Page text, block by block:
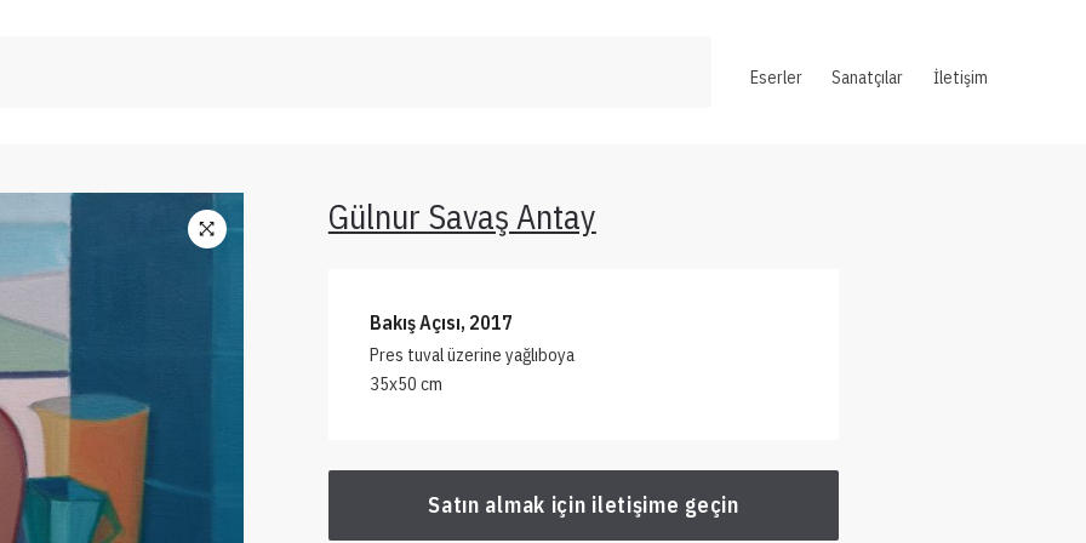
Eserler Sanatçılar İletişim
Gülnur Savaş Antay
Bakış Açısı, 2017
Pres tuval üzerine yağlıboya
35x50 cm
Satın almak için iletişime geçin